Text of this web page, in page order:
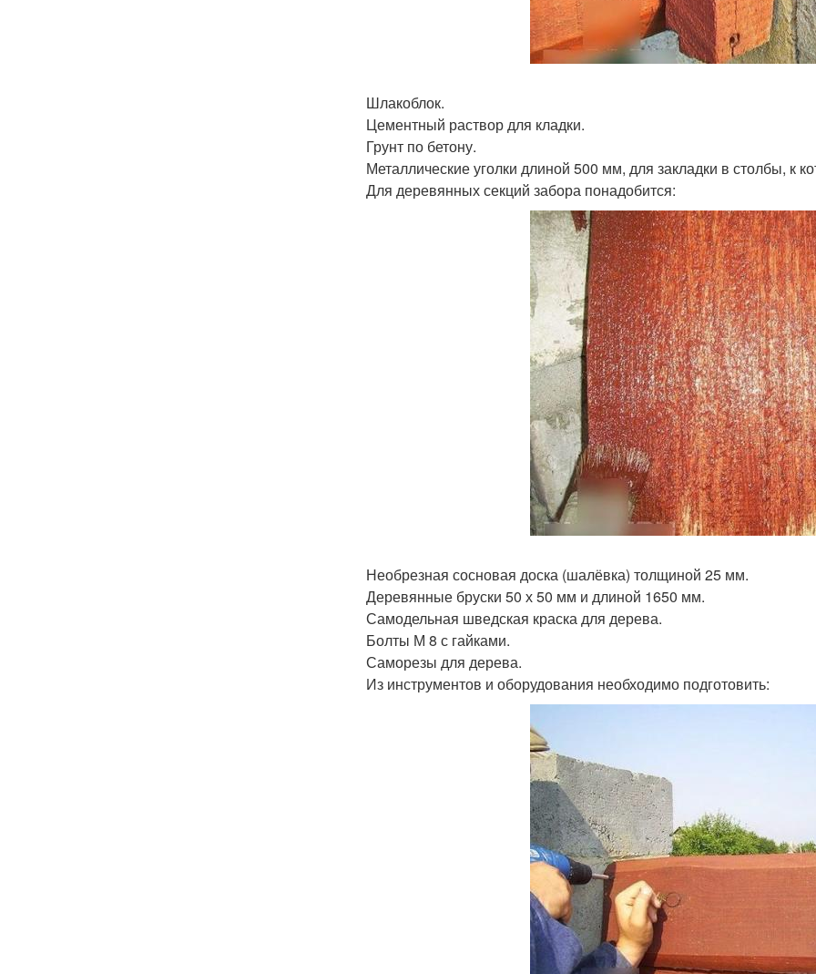
Шлакоблок.
Цементный раствор для кладки.
Грунт по бетону.
Металлические уголки длиной 500 мм, для закладки в столбы, к
Для деревянных секций забора понадобится:
Необрезная сосновая доска (шалёвка) толщиной 25 мм.
Деревянные бруски 50 х 50 мм и длиной 1650 мм.
Самодельная шведская краска для дерева.
Болты М 8 с гайками.
Саморезы для дерева.
Из инструментов и оборудования необходимо подготовить: